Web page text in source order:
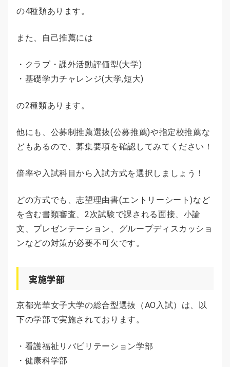
の4種類あります。
また、自己推薦には
・クラブ・課外活動評価型(大学)
・基礎学力チャレンジ(大学,短大)
の2種類あります。
他にも、公募制推薦選抜(公募推薦)や指定校推薦な
どもあるので、募集要項を確認してみてください！
倍率や入試科目から入試方式を選択しましょう！
どの方式でも、志望理由書(エントリーシート)など
を含む書類審査、2次試験で課される面接、小論
文、プレゼンテーション、グループディスカッショ
ンなどの対策が必要不可欠です。
実施学部
京都光華女子大学の総合型選抜（AO入試）は、以
下の学部で実施されております。
・看護福祉リバビリテーション学部
・健康科学部